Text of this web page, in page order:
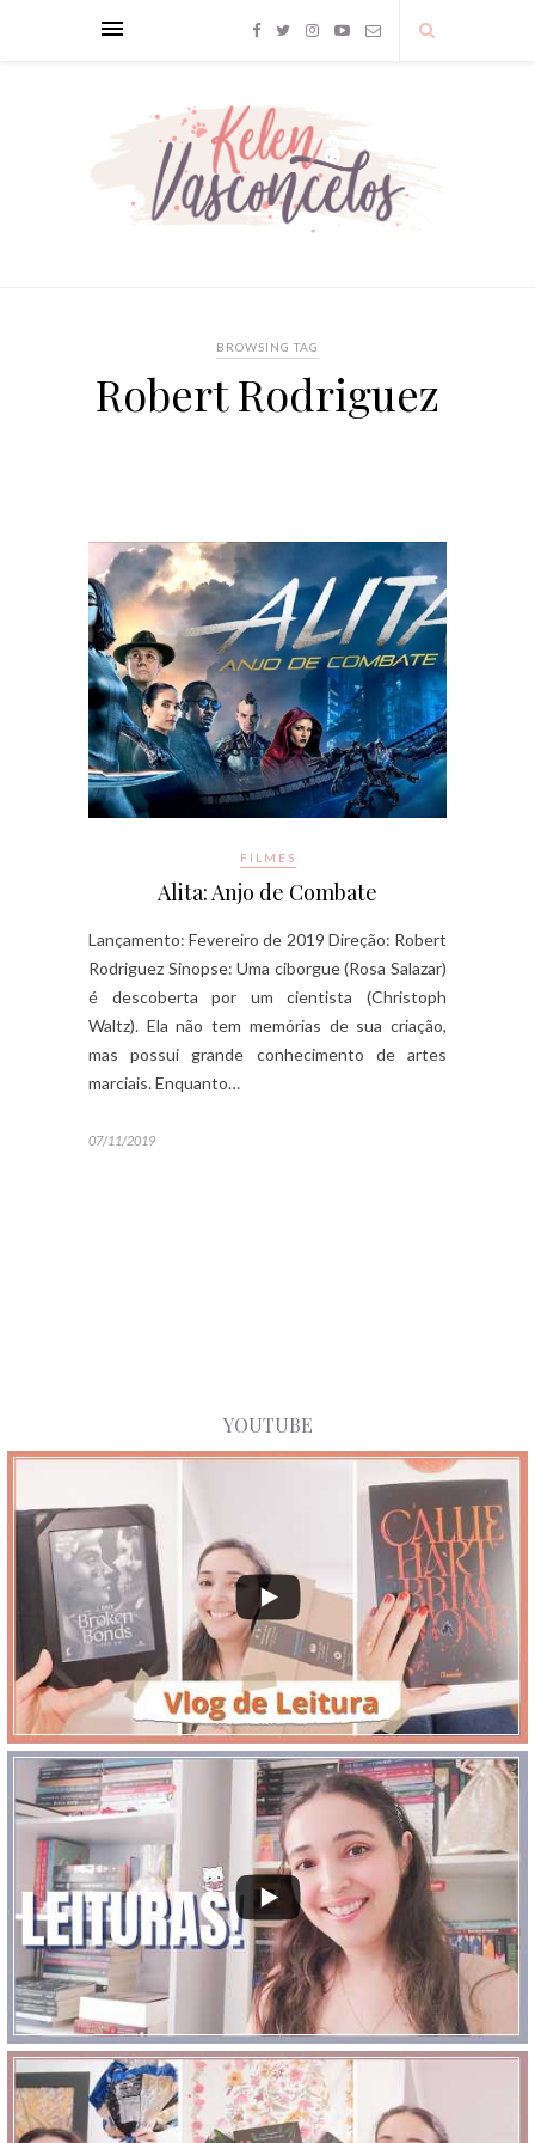
BROWSING TAG
Robert Rodriguez
FILMES
Alita: Anjo de Combate
Lançamento: Fevereiro de 2019 Direção: Robert
Rodriguez Sinopse: Uma ciborgue (Rosa Salazar)
é descoberta por um cientista (Christoph
Waltz). Ela não tem memórias de sua criação,
mas possui grande conhecimento de artes
marciais. Enquanto…
07/11/2019
YOUTUBE